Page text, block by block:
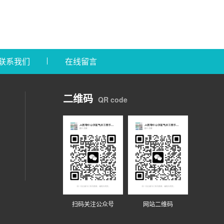
系我们 在线留言
二维码 QR code
扫码关注公众号 网站二维码